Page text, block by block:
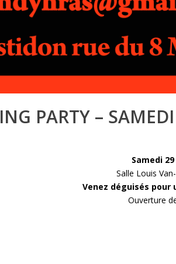
PARTY –
Samedi
Salle Louis
Venez déguisés pour
Ouverture